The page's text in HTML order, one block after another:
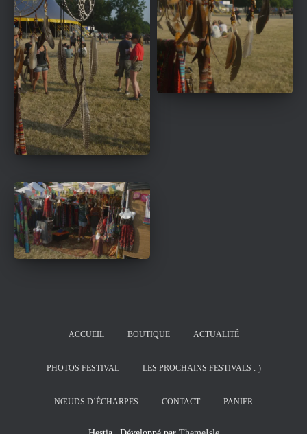
ACCUEIL BOUTIQUE ACTUALITÉ
PHOTOS FESTIVAL LES PROCHAINS FESTIVALS :-)
NŒUDS D’ÉCHARPES CONTACT PANIER